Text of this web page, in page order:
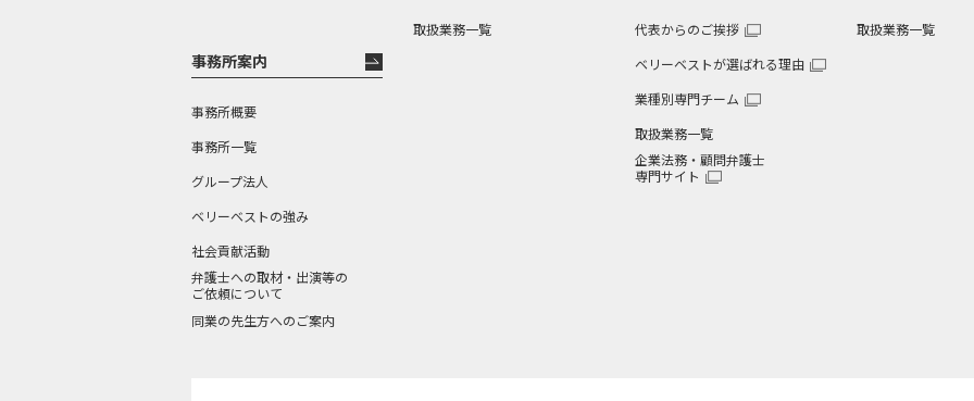
事務所案内
事務所概要
事務所一覧
グループ法人
ベリーベストの強み
社会貢献活動
弁護士への取材・出演等の
ご依頼について
同業の先生方へのご案内
取扱業務一覧
代表からのご挨拶
ベリーベストが選ばれる理由
業種別専門チーム
取扱業務一覧
企業法務・顧問弁護士
専門サイト
取扱業務一覧